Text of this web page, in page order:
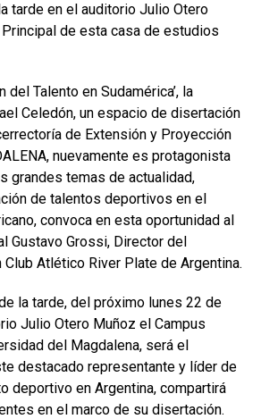
tarde en el auditorio Julio Otero
de esta casa de estudios
del Talento en Sudamérica’, la
Celedón, un espacio de disertación
de Extensión y Proyección
nuevamente es protagonista
grandes temas de actualidad,
de talentos deportivos en el
convoca en esta oportunidad al
Gustavo Grossi, Director del
Atlético River Plate de Argentina.
la tarde, del próximo lunes 22 de
Julio Otero Muñoz el Campus
del Magdalena, será el
destacado representante y líder de
deportivo en Argentina, compartirá
en el marco de su disertación.